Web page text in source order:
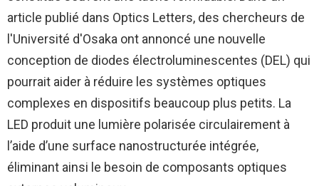
article publié dans Optics Letters, des chercheurs de
l'Université d'Osaka ont annoncé une nouvelle
conception de diodes électroluminescentes (DEL) qui
pourrait aider à réduire les systèmes optiques
complexes en dispositifs beaucoup plus petits. La
LED produit une lumière polarisée circulairement à
l’aide d’une surface nanostructurée intégrée,
éliminant ainsi le besoin de composants optiques